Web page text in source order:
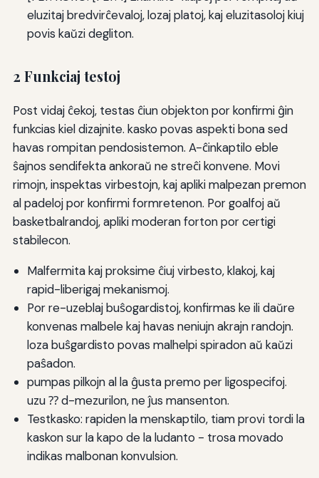
eluzitaj bredvirĉevaloj, lozaj platoj, kaj eluzitasoloj kiuj
povis kaŭzi degliton.
2 Funkciaj testoj
Post vidaj ĉekoj, testas ĉiun objekton por konfirmi ĝin
funkcias kiel dizajnite. kasko povas aspekti bona sed
havas rompitan pendosistemon. A-ĉinkaptilo eble
ŝajnos sendifekta ankoraŭ ne streĉi konvene. Movi
rimojn, inspektas virbestojn, kaj apliki malpezan premon
al padeloj por konfirmi formretenon. Por goalfoj aŭ
basketbalrandoj, apliki moderan forton por certigi
stabilecon.
Malfermita kaj proksime ĉiuj virbesto, klakoj, kaj
rapid-liberigaj mekanismoj.
Por re-uzeblaj buŝogardistoj, konfirmas ke ili daŭre
konvenas malbele kaj havas neniujn akrajn randojn.
loza buŝgardisto povas malhelpi spiradon aŭ kaŭzi
paŝadon.
pumpas pilkojn al la ĝusta premo per ligospecifoj.
uzu ⁇ d-mezurilon, ne ĵus mansenton.
Testkasko: rapiden la menskaptilo, tiam provi tordi la
kaskon sur la kapo de la ludanto - trosa movado
indikas malbonan konvulsion.